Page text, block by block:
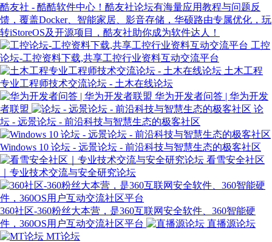
酷友社 - 酷酷软件中心！酷友社论坛有海量应用教程与问题反
馈，覆盖Docker、智能家居、影音存储，华硕路由专属优化，玩
转iStoreOS及开源项目，酷友社助你成为软件达人！
工控
论坛-工控资料下载,共享工控行业资料互动交流平台
土木工程
专业工程师技术交流论坛 - 土木在线论坛
华为开发者问答 | 华为开发
者联盟
论
坛 - 远景论坛 - 前沿科技与智慧生态的极客社区
Windows 10 论坛 - 远景论坛 - 前沿科技与智慧生态的极客社区
看雪安全社区
｜专业技术交流与安全研究论坛
360社区-360粉丝大本营，是360互联网安全软件、360智能硬
件，360OS用户互动交流社区平台
直播源论坛
MT论坛